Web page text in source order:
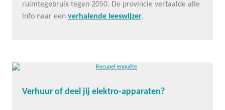
ruimtegebruik tegen 2050. De provincie vertaalde alle
info naar een verhalende leeswijzer.
Verhuur of deel jij elektro-apparaten?